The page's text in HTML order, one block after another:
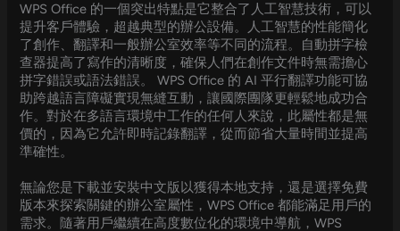
WPS Office 的一個突出特點是它整合了人工智慧技術，可以
提升客戶體驗，超越典型的辦公設備。人工智慧的性能簡化
了創作、翻譯和一般辦公室效率等不同的流程。自動拼字檢
查器提高了寫作的清晰度，確保人們在創作文件時無需擔心
拼字錯誤或語法錯誤。 WPS Office 的 AI 平行翻譯功能可協
助跨越語言障礙實現無縫互動，讓國際團隊更輕鬆地成功合
作。對於在多語言環境中工作的任何人來說，此屬性都是無
價的，因為它允許即時記錄翻譯，從而節省大量時間並提高
準確性。
無論您是下載並安裝中文版以獲得本地支持，還是選擇免費
版本來探索關鍵的辦公室屬性，WPS Office 都能滿足用戶的
需求。隨著用戶繼續在高度數位化的環境中導航，WPS